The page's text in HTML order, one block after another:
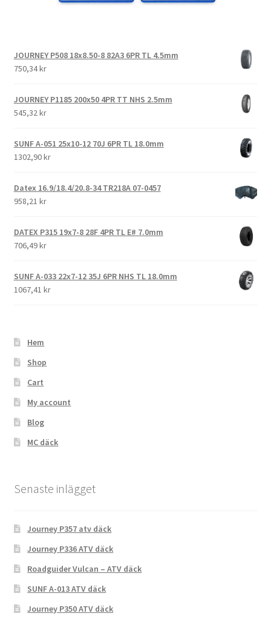
JOURNEY P508 18x8.50-8 82A3 6PR TL 4.5mm
750,34 kr
JOURNEY P1185 200x50 4PR TT NHS 2.5mm
545,32 kr
SUNF A-051 25x10-12 70J 6PR TL 18.0mm
1302,90 kr
Datex 16.9/18.4/20.8-34 TR218A 07-0457
958,21 kr
DATEX P315 19x7-8 28F 4PR TL E# 7.0mm
706,49 kr
SUNF A-033 22x7-12 35J 6PR NHS TL 18.0mm
1067,41 kr
Hem
Shop
Cart
My account
Blog
MC däck
Senaste inlägget
Journey P357 atv däck
Journey P336 ATV däck
Roadguider Vulcan – ATV däck
SUNF A-013 ATV däck
Journey P350 ATV däck